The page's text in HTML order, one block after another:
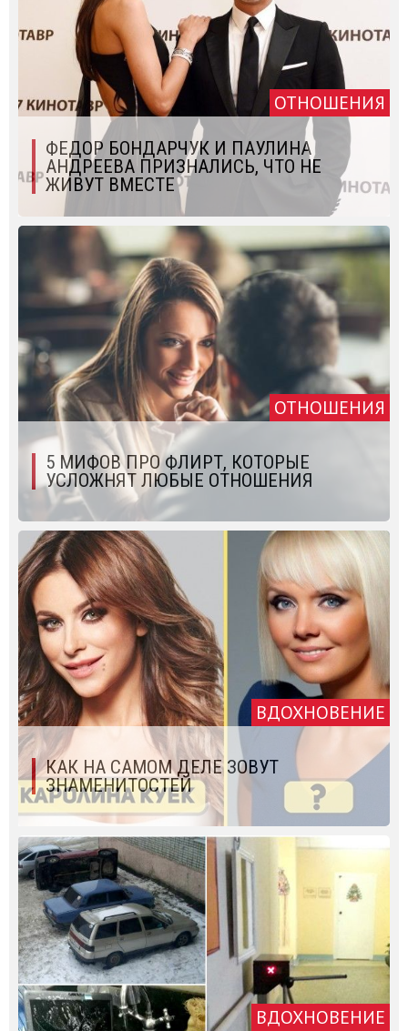
ОТНОШЕНИЯ
ФЕДОР БОНДАРЧУК И ПАУЛИНА
АНДРЕЕВА ПРИЗНАЛИСЬ, ЧТО НЕ
ЖИВУТ ВМЕСТЕ
ОТНОШЕНИЯ
5 МИФОВ ПРО ФЛИРТ, КОТОРЫЕ
УСЛОЖНЯТ ЛЮБЫЕ ОТНОШЕНИЯ
ВДОХНОВЕНИЕ
КАК НА САМОМ ДЕЛЕ ЗОВУТ
ЗНАМЕНИТОСТЕЙ
ВДОХНОВЕНИЕ